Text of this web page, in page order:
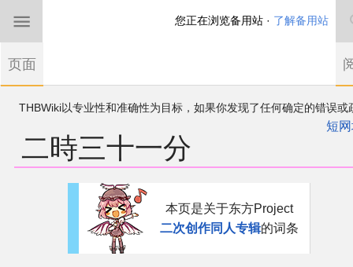
THBWiki以专业性和准确性为目标，如果你发现了任何确定的错误或
如果您是第一次来到这里，请点击右上角注册一
帐户
有任何意见、建议、求助、反馈都可以在
短
二時三十一分
本页是关于东方Project
二次创作同人专辑的词条
您正在浏览备用站 · 了解备用站
页面
首页
东方Project
东方同人规约
沙盒（建议使用）